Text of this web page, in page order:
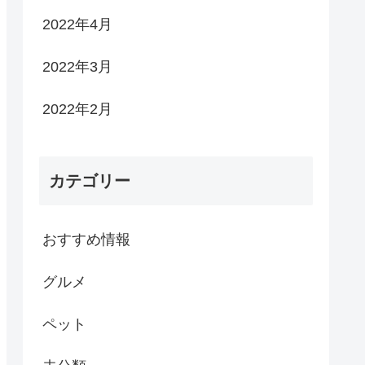
2022年4月
2022年3月
2022年2月
カテゴリー
おすすめ情報
グルメ
ペット